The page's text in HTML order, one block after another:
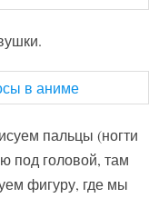
пальцы (ногти
под головой, там
фигуру, где мы